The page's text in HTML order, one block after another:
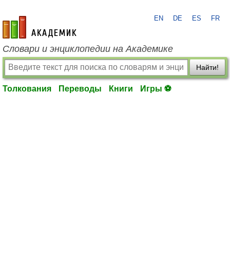
academic.ru
EN DE ES FR
Словари и энциклопедии на Академике
Найти!
Толкования Переводы Книги Игры ⚽